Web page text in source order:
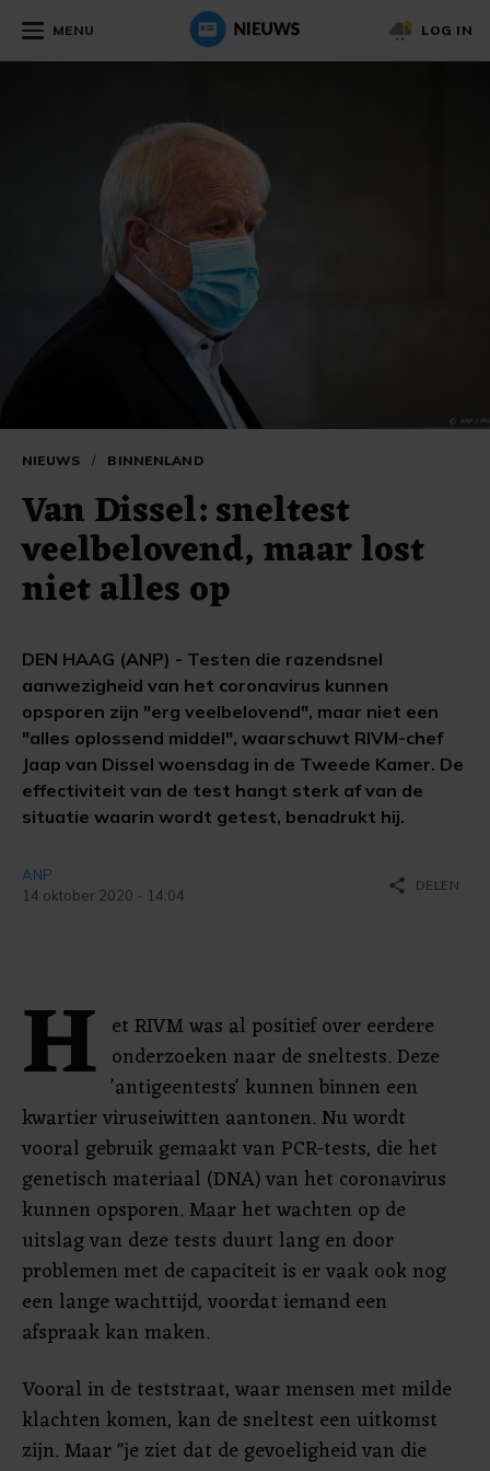
MENU LOG IN
NIEUWS / BINNENLAND
Van Dissel: sneltest
veelbelovend, maar lost
niet alles op
DEN HAAG (ANP) - Testen die razendsnel
aanwezigheid van het coronavirus kunnen
opsporen zijn "erg veelbelovend", maar niet een
"alles oplossend middel", waarschuwt RIVM-chef
Jaap van Dissel woensdag in de Tweede Kamer. De
effectiviteit van de test hangt sterk af van de
situatie waarin wordt getest, benadrukt hij.
ANP
14 oktober 2020 - 14:04
share DELEN
H et RIVM was al positief over eerdere
onderzoeken naar de sneltests. Deze
'antigeentests' kunnen binnen een
kwartier viruseiwitten aantonen. Nu wordt
vooral gebruik gemaakt van PCR-tests, die het
genetisch materiaal (DNA) van het coronavirus
kunnen opsporen. Maar het wachten op de
uitslag van deze tests duurt lang en door
problemen met de capaciteit is er vaak ook nog
een lange wachttijd, voordat iemand een
afspraak kan maken.
Vooral in de teststraat, waar mensen met milde
klachten komen, kan de sneltest een uitkomst
zijn. Maar "je ziet dat de gevoeligheid van die